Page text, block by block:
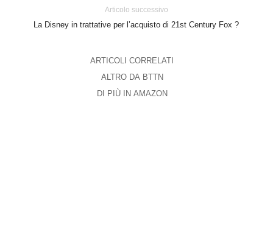
Articolo successivo
La Disney in trattative per l’acquisto di 21st Century Fox ?
ARTICOLI CORRELATI
ALTRO DA BTTN
DI PIÙ IN AMAZON